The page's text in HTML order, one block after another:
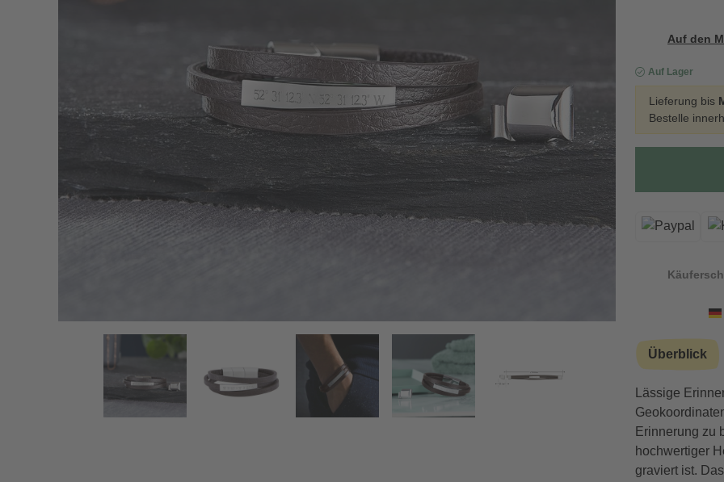
Auf den
Auf Lager
Lieferung bis
Bestelle
Überblick
Lässige
Erinnerung zu
hochwertiger
graviert ist.